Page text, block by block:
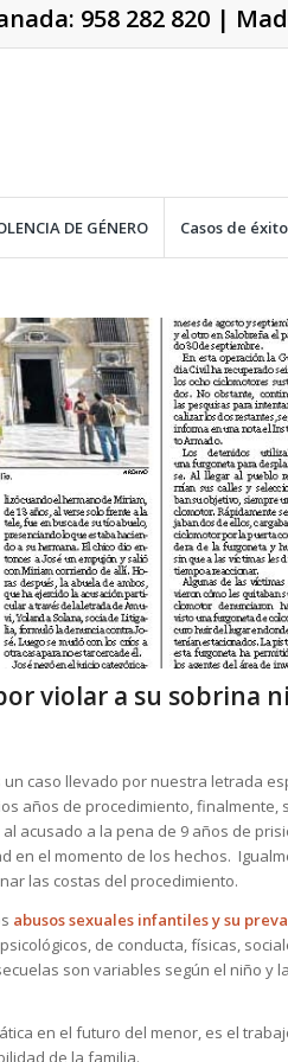
958 282 820|
DE GÉNERO Casos de éxito
violar a su sobrina
un caso llevado por nuestra letrada
años de procedimiento, finalmente,
acusado a la pena de 9 años de
en el momento de los hechos.
las costas del procedimiento.
abusos sexuales infantiles y su
de conducta, físicas,
son variables según el niño y
en el futuro del menor, es el
de la familia.